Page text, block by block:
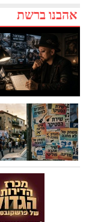
אהבנו ברשת